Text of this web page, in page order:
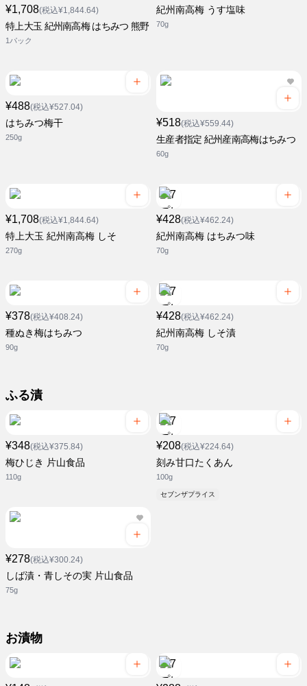
¥1,708(税込¥1,844.64)
特上大玉 紀州南高梅 はちみつ 熊野
1パック
紀州南高梅 うす塩味
70g
¥488(税込¥527.04)
はちみつ梅干
250g
¥518(税込¥559.44)
生産者指定 紀州産南高梅はちみつ
60g
¥1,708(税込¥1,844.64)
特上大玉 紀州南高梅 しそ
270g
¥428(税込¥462.24)
紀州南高梅 はちみつ味
70g
¥378(税込¥408.24)
種ぬき梅はちみつ
90g
¥428(税込¥462.24)
紀州南高梅 しそ漬
70g
ふる漬
¥348(税込¥375.84)
梅ひじき 片山食品
110g
¥208(税込¥224.64)
刻み甘口たくあん
100g
セブンザプライス
¥278(税込¥300.24)
しば漬・青しその実 片山食品
75g
お漬物